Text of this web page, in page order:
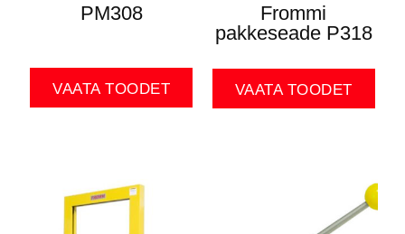
PM308
VAATA TOODET
Frommi
pakkeseade P318
VAATA TOODET